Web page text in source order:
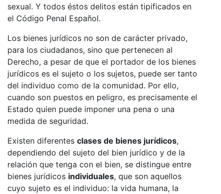
sexual. Y todos éstos delitos están tipificados en
el Código Penal Español.
Los bienes jurídicos no son de carácter privado,
para los ciudadanos, sino que pertenecen al
Derecho, a pesar de que el portador de los bienes
jurídicos es el sujeto o los sujetos, puede ser tanto
del individuo como de la comunidad. Por ello,
cuando son puestos en peligro, es precisamente el
Estado quien puede imponer una pena o una
medida de seguridad.
Existen diferentes clases de bienes jurídicos,
dependiendo del sujeto del bien jurídico y de la
relación que tenga con el bien, se distingue entre
bienes jurídicos individuales, que son aquellos
cuyo sujeto es el individuo: la vida humana, la